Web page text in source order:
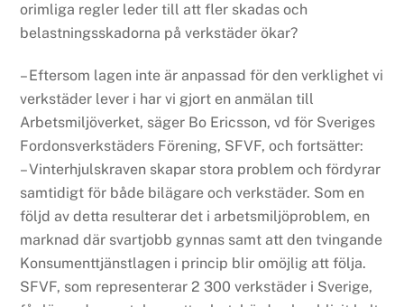
orimliga regler leder till att fler skadas och
belastningsskadorna på verkstäder ökar?
– Eftersom lagen inte är anpassad för den verklighet vi
verkstäder lever i har vi gjort en anmälan till
Arbetsmiljöverket, säger Bo Ericsson, vd för Sveriges
Fordonsverkstäders Förening, SFVF, och fortsätter:
– Vinterhjulskraven skapar stora problem och fördyrar
samtidigt för både bilägare och verkstäder. Som en
följd av detta resulterar det i arbetsmiljöproblem, en
marknad där svartjobb gynnas samt att den tvingande
Konsumenttjänstlagen i princip blir omöjlig att följa.
SFVF, som representerar 2 300 verkstäder i Sverige,